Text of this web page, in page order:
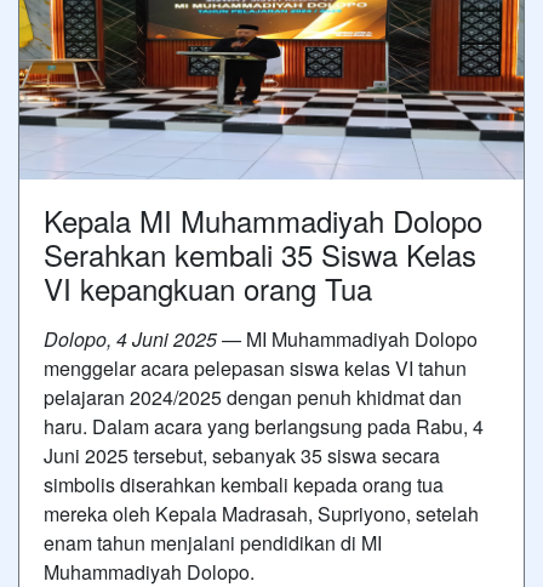
Kepala MI Muhammadiyah Dolopo
Serahkan kembali 35 Siswa Kelas
VI kepangkuan orang Tua
Dolopo, 4 Juni 2025— MI Muhammadiyah Dolopo
menggelar acara pelepasan siswa kelas VI tahun
pelajaran 2024/2025 dengan penuh khidmat dan
haru. Dalam acara yang berlangsung pada Rabu, 4
Juni 2025 tersebut, sebanyak 35 siswa secara
simbolis diserahkan kembali kepada orang tua
mereka oleh Kepala Madrasah, Supriyono, setelah
enam tahun menjalani pendidikan di MI
Muhammadiyah Dolopo.